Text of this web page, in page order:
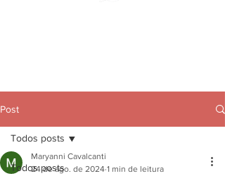
blog
Post
Todos posts
Todos posts
Maryanni Cavalcanti
24 de ago. de 2024 1 min de leitura